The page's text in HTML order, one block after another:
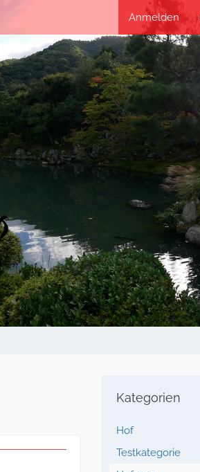
Anmelden
Kategorien
Hof
Testkategorie